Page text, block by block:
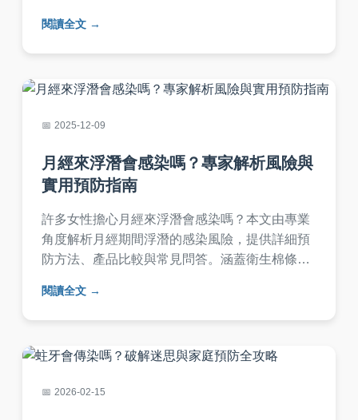
和家人健康。內容基於真實數據和經驗，避免AI
生成痕跡，確保資訊可靠實用。
閱讀全文
2025-12-09
月經來浮潛會感染嗎？專家解析風險與
實用預防指南
許多女性擔心月經來浮潛會感染嗎？本文由專業
角度解析月經期間浮潛的感染風險，提供詳細預
防方法、產品比較與常見問答。涵蓋衛生棉條使
浮潛樂趣。
閱讀全文
2026-02-15